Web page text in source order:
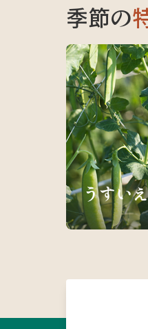
季節の
うすい